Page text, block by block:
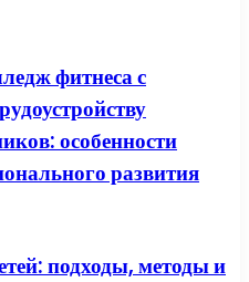
фитнеса с
особенности
развития
подходы, методы и